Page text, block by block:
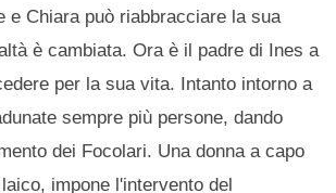
e Chiara può riabbracciare la sua
è cambiata. Ora è il padre di Ines a
per la sua vita. Intanto intorno a
sempre più persone, dando
dei Focolari. Una donna a capo
impone l'intervento del